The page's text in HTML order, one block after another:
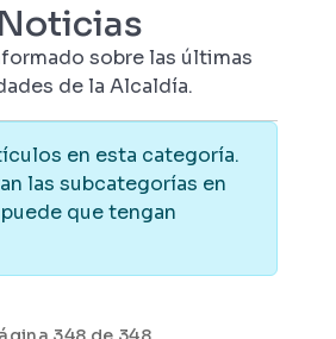
Noticias
sobre las últimas
de la Alcaldía.
en esta categoría.
las subcategorías en
que tengan